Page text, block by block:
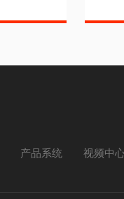
产品系统 视频中